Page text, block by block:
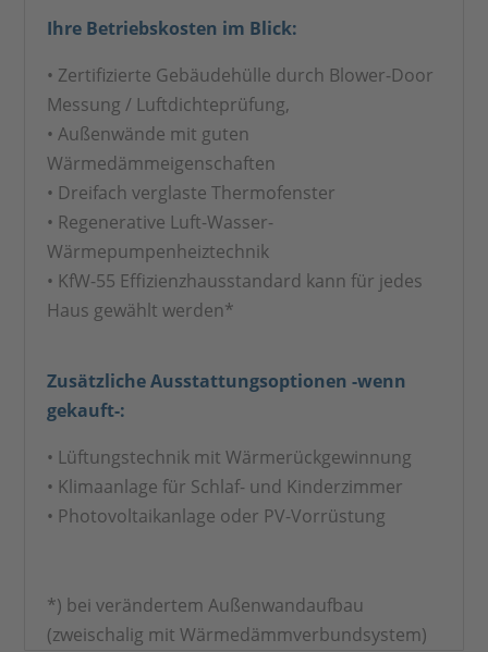
Ihre Betriebskosten im Blick:
• Zertifizierte Gebäudehülle durch Blower-Door
Messung / Luftdichteprüfung,
• Außenwände mit guten
Wärmedämmeigenschaften
• Dreifach verglaste Thermofenster
• Regenerative Luft-Wasser-
Wärmepumpenheiztechnik
• KfW-55 Effizienzhausstandard kann für jedes
Haus gewählt werden*
Zusätzliche Ausstattungsoptionen -wenn
gekauft-:
• Lüftungstechnik mit Wärmerückgewinnung
• Klimaanlage für Schlaf- und Kinderzimmer
• Photovoltaikanlage oder PV-Vorrüstung
*) bei verändertem Außenwandaufbau
(zweischalig mit Wärmedämmverbundsystem)